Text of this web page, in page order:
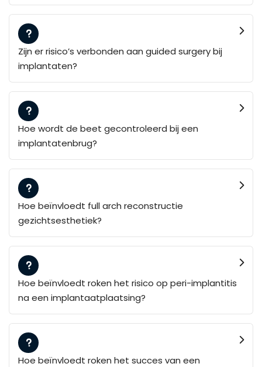
Zijn er risico’s verbonden aan guided surgery bij
implantaten?
Hoe wordt de beet gecontroleerd bij een
implantatenbrug?
Hoe beïnvloedt full arch reconstructie
gezichtsesthetiek?
Hoe beïnvloedt roken het risico op peri-implantitis
na een implantaatplaatsing?
Hoe beïnvloedt roken het succes van een